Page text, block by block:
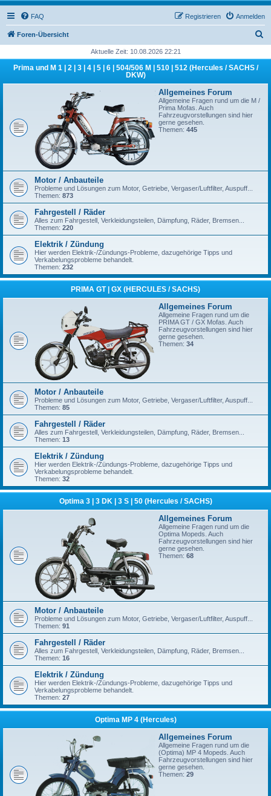
FAQ Anmelden
Registrieren
Foren-Übersicht
Aktuelle Zeit: 10.08.2026 22:21
Prima und M 1 | 2 | 3 | 4 | 5 | 6 | 504/506 M | 510 | 512 (Hercules / SACHS /
DKW)
Allgemeines Forum
Allgemeine Fragen rund um die M /
Prima Mofas. Auch
Fahrzeugvorstellungen sind hier
gerne gesehen.
Themen: 445
Motor / Anbauteile
Probleme und Lösungen zum Motor, Getriebe, Vergaser/Luftfilter, Auspuff...
Themen: 873
Fahrgestell / Räder
Alles zum Fahrgestell, Verkleidungsteilen, Dämpfung, Räder, Bremsen...
Themen: 220
Elektrik / Zündung
Hier werden Elektrik-/Zündungs-Probleme, dazugehörige Tipps und
Verkabelungsprobleme behandelt.
Themen: 232
PRIMA GT | GX (HERCULES / SACHS)
Allgemeines Forum
Allgemeine Fragen rund um die
PRIMA GT / GX Mofas. Auch
Fahrzeugvorstellungen sind hier
gerne gesehen.
Themen: 34
Motor / Anbauteile
Probleme und Lösungen zum Motor, Getriebe, Vergaser/Luftfilter, Auspuff...
Themen: 85
Fahrgestell / Räder
Alles zum Fahrgestell, Verkleidungsteilen, Dämpfung, Räder, Bremsen...
Themen: 13
Elektrik / Zündung
Hier werden Elektrik-/Zündungs-Probleme, dazugehörige Tipps und
Verkabelungsprobleme behandelt.
Themen: 32
Optima 3 | 3 DK | 3 S | 50 (Hercules / SACHS)
Allgemeines Forum
Allgemeine Fragen rund um die
Optima Mopeds. Auch
Fahrzeugvorstellungen sind hier
gerne gesehen.
Themen: 68
Motor / Anbauteile
Probleme und Lösungen zum Motor, Getriebe, Vergaser/Luftfilter, Auspuff...
Themen: 91
Fahrgestell / Räder
Alles zum Fahrgestell, Verkleidungsteilen, Dämpfung, Räder, Bremsen...
Themen: 16
Elektrik / Zündung
Hier werden Elektrik-/Zündungs-Probleme, dazugehörige Tipps und
Verkabelungsprobleme behandelt.
Themen: 27
Optima MP 4 (Hercules)
Allgemeines Forum
Allgemeine Fragen rund um die
(Optima) MP 4 Mopeds. Auch
Fahrzeugvorstellungen sind hier
gerne gesehen.
Themen: 29